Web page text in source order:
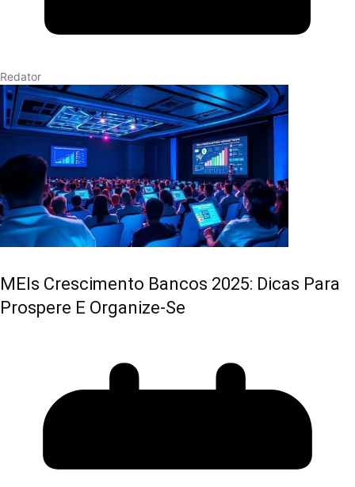
Redator
MEIs Crescimento Bancos 2025: Dicas Para
Prospere E Organize-Se